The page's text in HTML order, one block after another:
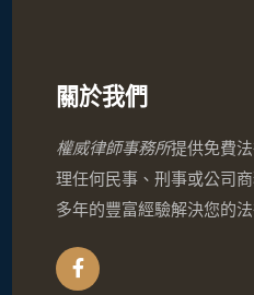
關於我們
權威律師事務所提供免費
理任何民事、刑事或公司
多年的豐富經驗解決您的